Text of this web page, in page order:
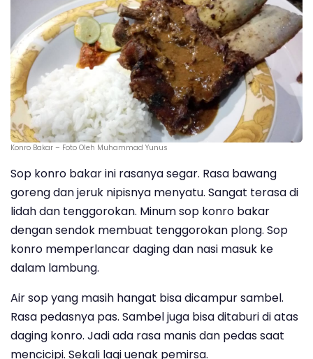
Konro Bakar – Foto Oleh Muhammad Yunus
Sop konro bakar ini rasanya segar. Rasa bawang
goreng dan jeruk nipisnya menyatu. Sangat terasa di
lidah dan tenggorokan. Minum sop konro bakar
dengan sendok membuat tenggorokan plong. Sop
konro memperlancar daging dan nasi masuk ke
dalam lambung.
Air sop yang masih hangat bisa dicampur sambel.
Rasa pedasnya pas. Sambel juga bisa ditaburi di atas
daging konro. Jadi ada rasa manis dan pedas saat
mencicipi. Sekali lagi uenak pemirsa.